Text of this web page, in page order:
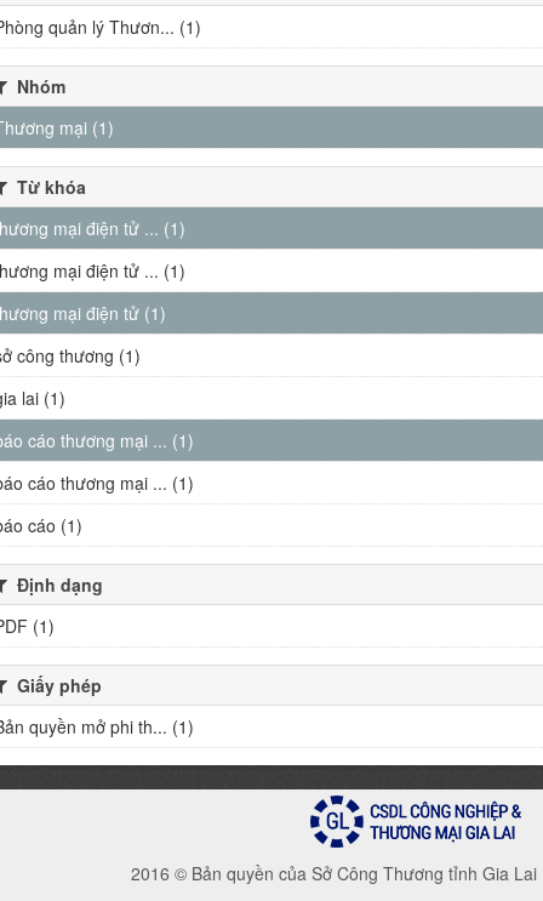
quản lý Thươn... (1)
Nhóm
mại (1)
Từ khóa
mại điện tử ... (1)
mại điện tử ... (1)
mại điện tử (1)
công thương (1)
lai (1)
cáo thương mại ... (1)
cáo thương mại ... (1)
cáo (1)
Định dạng
(1)
Giấy phép
quyền mở phi th... (1)
2016 © Bản quyền của Sở Công Thương tỉnh Gia Lai